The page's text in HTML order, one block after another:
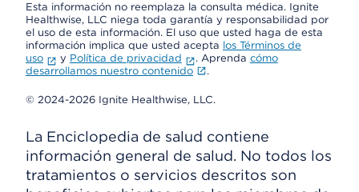
Esta información no reemplaza la consulta médica. Ignite
Healthwise, LLC niega toda garantía y responsabilidad por
el uso de esta información. El uso que usted haga de esta
información implica que usted acepta los Términos de
uso
y Política de privacidad . Aprenda cómo
desarrollamos nuestro contenido
.
© 2024-2026 Ignite Healthwise, LLC.
La Enciclopedia de salud contiene
información general de salud. No todos los
tratamientos o servicios descritos son